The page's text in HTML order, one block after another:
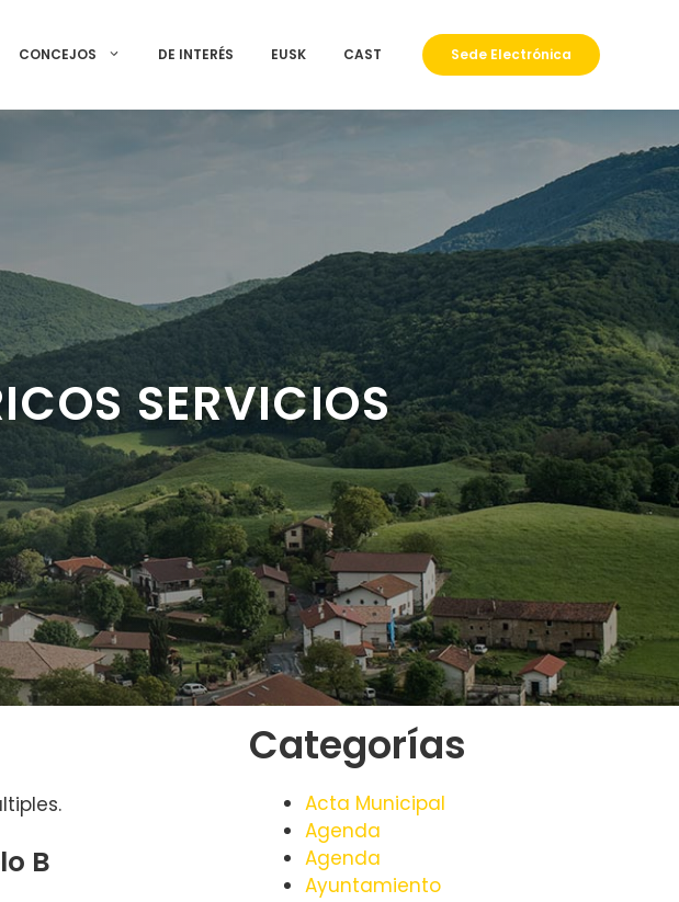
CONCEJOS DE INTERÉS EUSK CAST Sede Electrónica
SERVICIOS
B
Categorías
Acta Municipal
Agenda
Agenda
Ayuntamiento